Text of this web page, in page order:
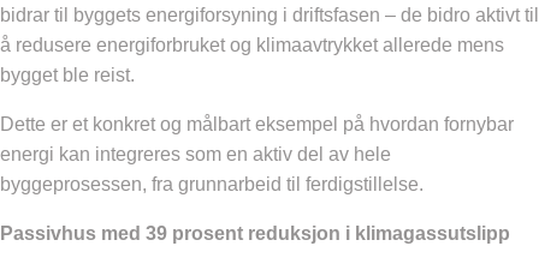
bidrar til byggets energiforsyning i driftsfasen – de bidro aktivt til
å redusere energiforbruket og klimaavtrykket allerede mens
bygget ble reist.
Dette er et konkret og målbart eksempel på hvordan fornybar
energi kan integreres som en aktiv del av hele
byggeprosessen, fra grunnarbeid til ferdigstillelse.
Passivhus med 39 prosent reduksjon i klimagassutslipp